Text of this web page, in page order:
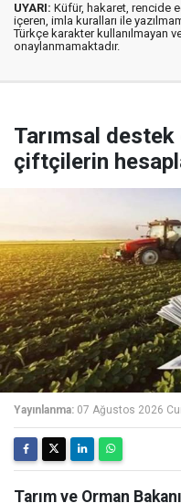
UYARI: Küfür, hakaret, rencide
içeren, imla kuralları ile
Türkçe karakter kullanılmayan
onaylanmamaktadır.
Tarımsal
çiftçilerin
Yayınlanma: 07 Ağustos 2026
Tarım ve Orman